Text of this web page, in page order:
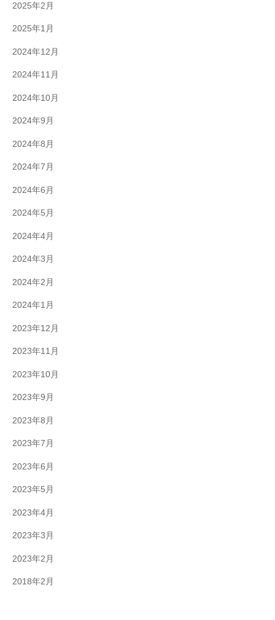
2025年2月
2025年1月
2024年12月
2024年11月
2024年10月
2024年9月
2024年8月
2024年7月
2024年6月
2024年5月
2024年4月
2024年3月
2024年2月
2024年1月
2023年12月
2023年11月
2023年10月
2023年9月
2023年8月
2023年7月
2023年6月
2023年5月
2023年4月
2023年3月
2023年2月
2018年2月